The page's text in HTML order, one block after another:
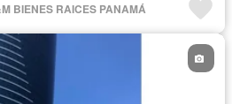
BIENES RAICES PANAMÁ